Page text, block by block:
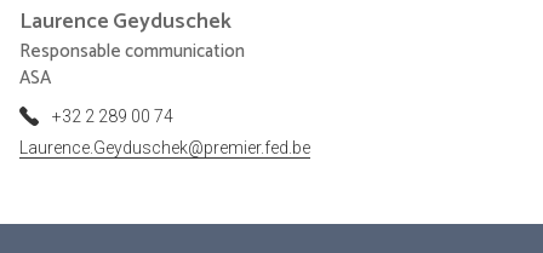
LaurenceGeyduschek
Responsable communication
ASA
+32 2 289 00 74
Laurence.Geyduschek@premier.fed.be